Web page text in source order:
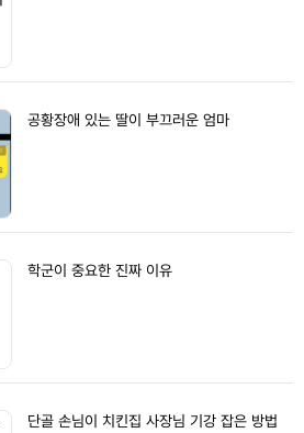
공황장애 있는 딸이 부끄러운 엄마
학군이 중요한 진짜 이유
단골 손님이 치킨집 사장님 기강 잡은 방법